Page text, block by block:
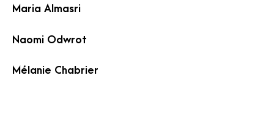
Maria Almasri
Naomi Odwrot
Mélanie Chabrier